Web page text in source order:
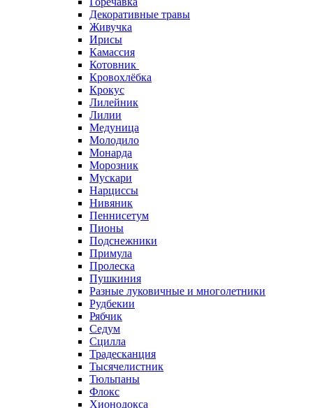
Декоративные травы
Живучка
Ирисы
Камассия
Котовник
Кровохлёбка
Крокус
Лилейник
Лилии
Медуница
Молодило
Монарда
Морозник
Мускари
Нарциссы
Нивяник
Пеннисетум
Пионы
Подснежники
Примула
Пролеска
Пушкиния
Разные луковичные и многолетники
Рудбекии
Рябчик
Седум
Сцилла
Традесканция
Тысячелистник
Тюльпаны
Флокс
Хионодокса